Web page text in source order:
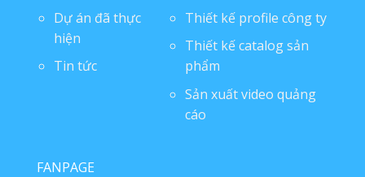
Dự án đã thực
hiện
Tin tức
Thiết kế profile công ty
Thiết kế catalog sản
phẩm
Sản xuất video quảng
cáo
FANPAGE